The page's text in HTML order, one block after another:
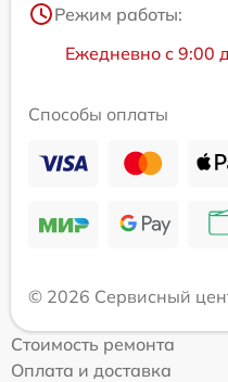
Режим работы:
Ежедневно с 9:00
Способы оплаты
© 2026 Сервисный
Стоимость ремонта
Оплата и доставка